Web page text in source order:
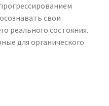
свои
реального состояния.
для органического